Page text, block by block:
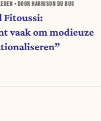
• DOOR HARRISON DU BUS
Fitoussi:
vaak om modieuze